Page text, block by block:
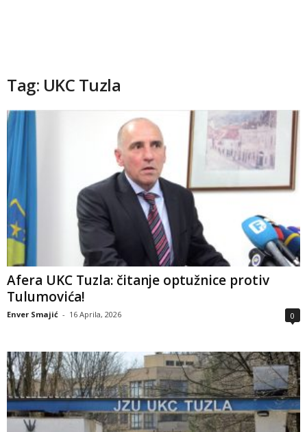
Tag: UKC Tuzla
Afera UKC Tuzla: čitanje optužnice protiv
Tulumovića!
Enver Smajić - 16 Aprila, 2026 0